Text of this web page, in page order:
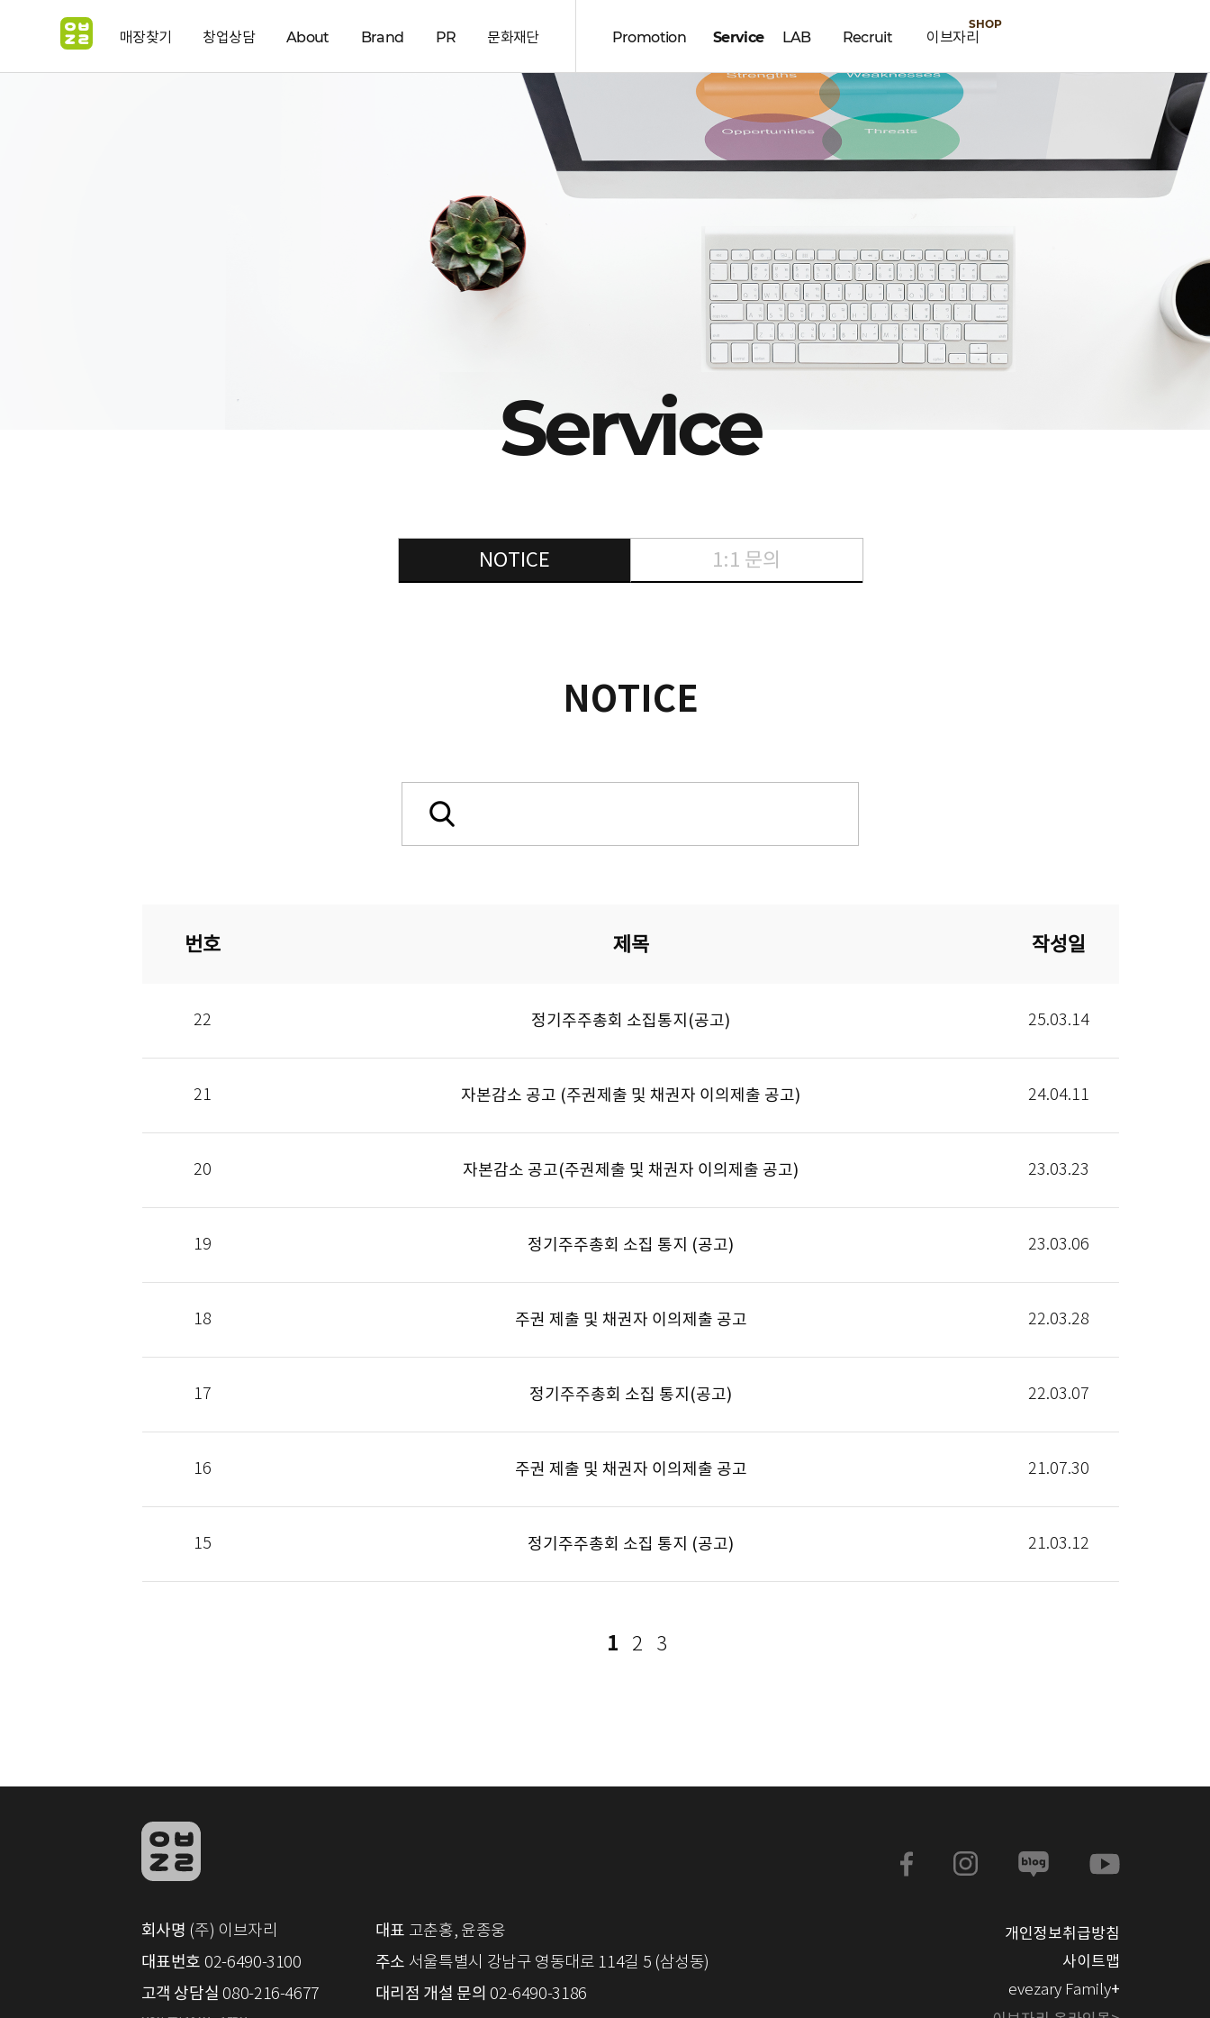
매장찾기 창업상담 About Brand PR 문화재단 Promotion Service LAB Recruit 이브자리
Service
NOTICE 1:1 문의
NOTICE
번호 제목 작성일
22 정기주주총회 소집통지(공고) 25.03.14
21 자본감소 공고 (주권제출 및 채권자 이의제출 공고) 24.04.11
20 자본감소 공고(주권제출 및 채권자 이의제출 공고) 23.03.23
19 정기주주총회 소집 통지 (공고) 23.03.06
18 주권 제출 및 채권자 이의제출 공고 22.03.28
17 정기주주총회 소집 통지(공고) 22.03.07
16 주권 제출 및 채권자 이의제출 공고 21.07.30
15 정기주주총회 소집 통지 (공고) 21.03.12
1 2 3
회사명 (주) 이브자리 대표 고춘홍, 윤종웅
대표번호 02-6490-3100 주소 서울특별시 강남구 영동대로 114길 5 (삼성동)
고객 상담실 080-216-4677 대리점 개설 문의 02-6490-3186
개인정보취급방침
사이트맵
evezary Family+